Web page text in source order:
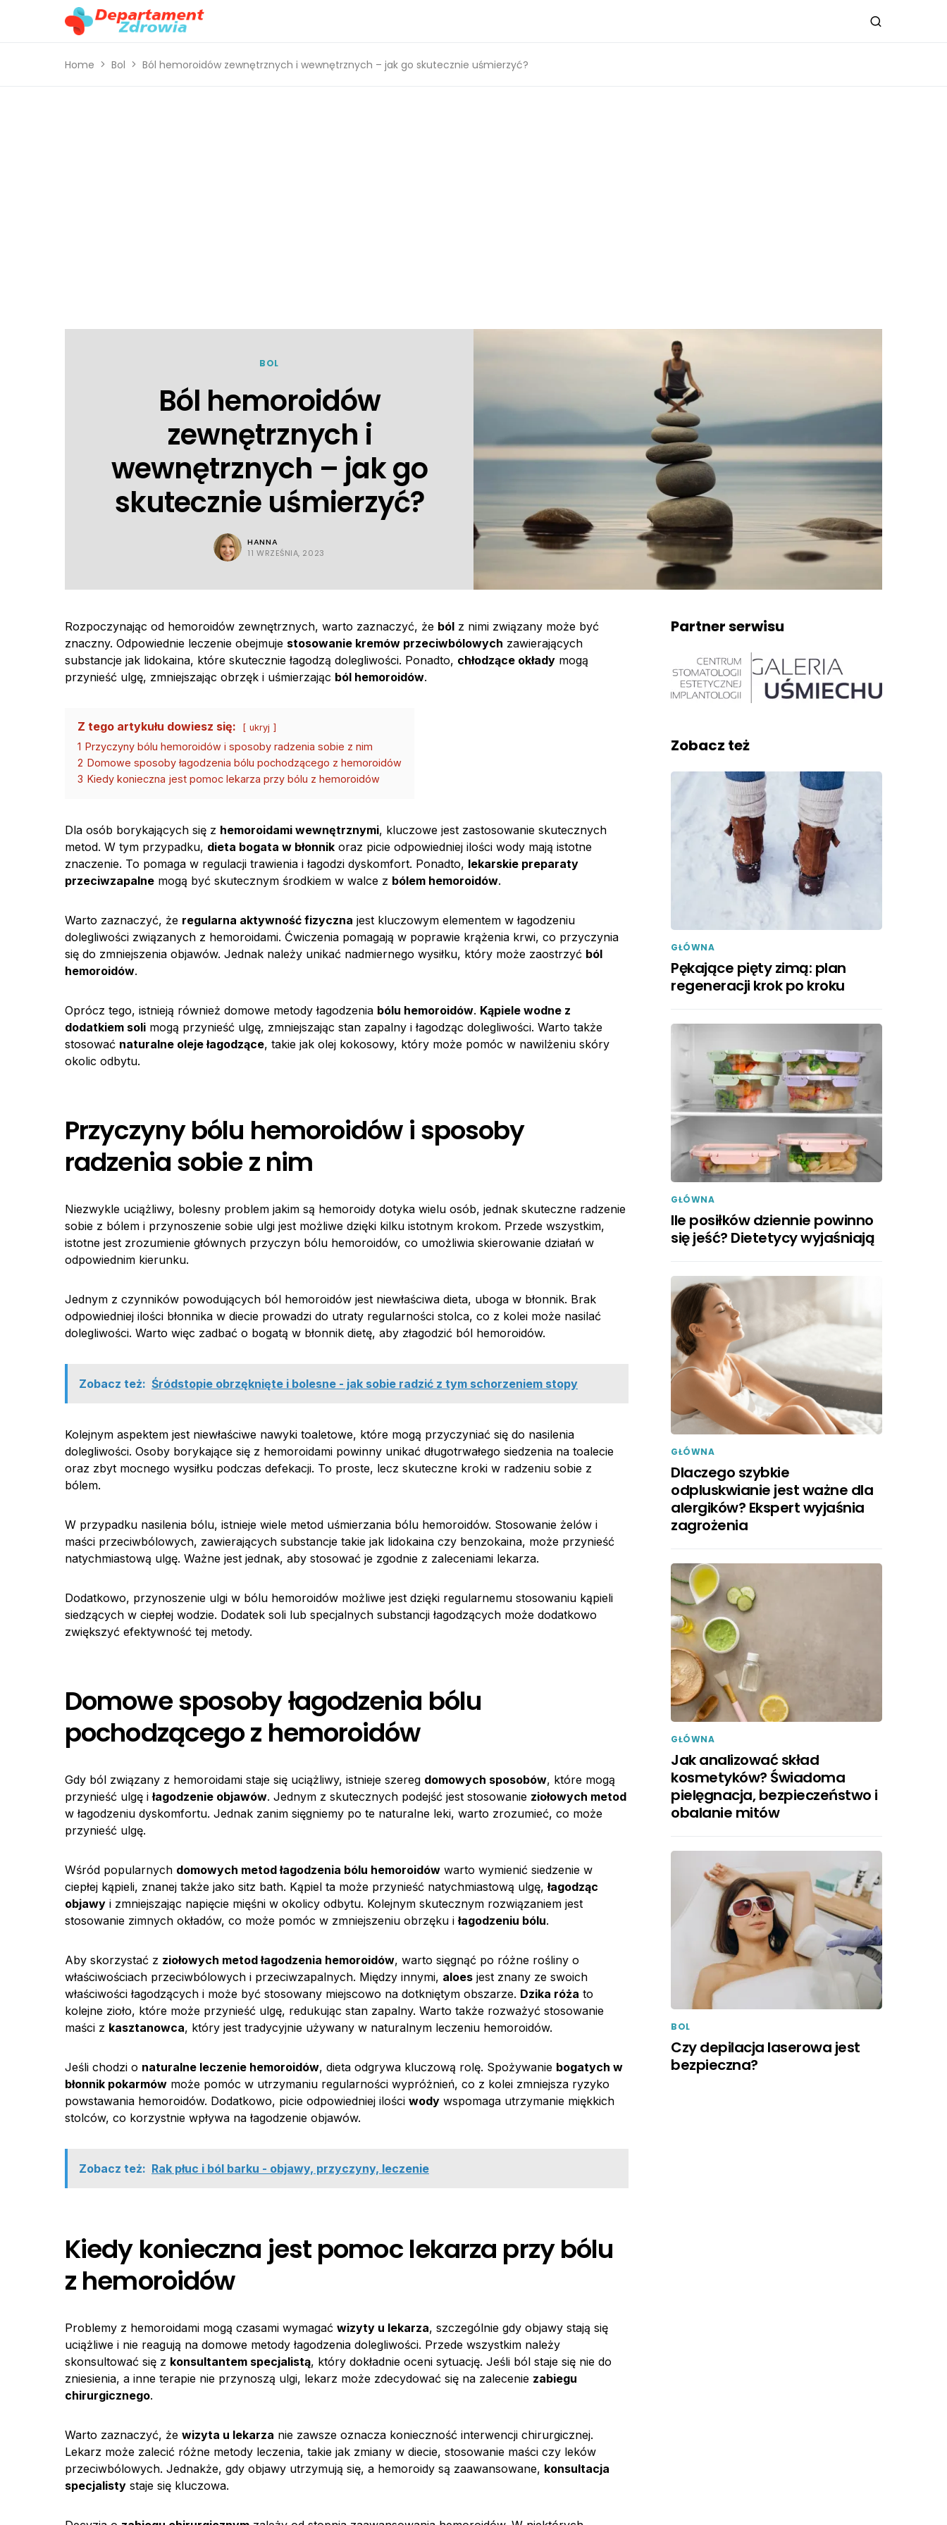
Home Bol Ból hemoroidów zewnętrznych i wewnętrznych – jak go skutecznie uśmierzyć?
BOL
Ból hemoroidów
zewnętrznych i
wewnętrznych – jak go
skutecznie uśmierzyć?
HANNA
11 WRZEŚNIA, 2023
Rozpoczynając od hemoroidów zewnętrznych, warto zaznaczyć, że ból z nimi związany może być
znaczny. Odpowiednie leczenie obejmuje stosowanie kremów przeciwbólowych zawierających
substancje jak lidokaina, które skutecznie łagodzą dolegliwości. Ponadto, chłodzące okłady mogą
przynieść ulgę, zmniejszając obrzęk i uśmierzając ból hemoroidów.
Z tego artykułu dowiesz się: ukryj
1 Przyczyny bólu hemoroidów i sposoby radzenia sobie z nim
2 Domowe sposoby łagodzenia bólu pochodzącego z hemoroidów
3 Kiedy konieczna jest pomoc lekarza przy bólu z hemoroidów
Dla osób borykających się z hemoroidami wewnętrznymi, kluczowe jest zastosowanie skutecznych
metod. W tym przypadku, dieta bogata w błonnik oraz picie odpowiedniej ilości wody mają istotne
znaczenie. To pomaga w regulacji trawienia i łagodzi dyskomfort. Ponadto, lekarskie preparaty
przeciwzapalne mogą być skutecznym środkiem w walce z bólem hemoroidów.
Warto zaznaczyć, że regularna aktywność fizyczna jest kluczowym elementem w łagodzeniu
dolegliwości związanych z hemoroidami. Ćwiczenia pomagają w poprawie krążenia krwi, co przyczynia
się do zmniejszenia objawów. Jednak należy unikać nadmiernego wysiłku, który może zaostrzyć ból
hemoroidów.
Oprócz tego, istnieją również domowe metody łagodzenia bólu hemoroidów. Kąpiele wodne z
dodatkiem soli mogą przynieść ulgę, zmniejszając stan zapalny i łagodząc dolegliwości. Warto także
stosować naturalne oleje łagodzące, takie jak olej kokosowy, który może pomóc w nawilżeniu skóry
okolic odbytu.
Przyczyny bólu hemoroidów i sposoby
radzenia sobie z nim
Niezwykle uciążliwy, bolesny problem jakim są hemoroidy dotyka wielu osób, jednak skuteczne radzenie
sobie z bólem i przynoszenie sobie ulgi jest możliwe dzięki kilku istotnym krokom. Przede wszystkim,
istotne jest zrozumienie głównych przyczyn bólu hemoroidów, co umożliwia skierowanie działań w
odpowiednim kierunku.
Jednym z czynników powodujących ból hemoroidów jest niewłaściwa dieta, uboga w błonnik. Brak
odpowiedniej ilości błonnika w diecie prowadzi do utraty regularności stolca, co z kolei może nasilać
dolegliwości. Warto więc zadbać o bogatą w błonnik dietę, aby złagodzić ból hemoroidów.
Zobacz też: Śródstopie obrzęknięte i bolesne - jak sobie radzić z tym schorzeniem stopy
Kolejnym aspektem jest niewłaściwe nawyki toaletowe, które mogą przyczyniać się do nasilenia
dolegliwości. Osoby borykające się z hemoroidami powinny unikać długotrwałego siedzenia na toalecie
oraz zbyt mocnego wysiłku podczas defekacji. To proste, lecz skuteczne kroki w radzeniu sobie z
bólem.
W przypadku nasilenia bólu, istnieje wiele metod uśmierzania bólu hemoroidów. Stosowanie żelów i
maści przeciwbólowych, zawierających substancje takie jak lidokaina czy benzokaina, może przynieść
natychmiastową ulgę. Ważne jest jednak, aby stosować je zgodnie z zaleceniami lekarza.
Dodatkowo, przynoszenie ulgi w bólu hemoroidów możliwe jest dzięki regularnemu stosowaniu kąpieli
siedzących w ciepłej wodzie. Dodatek soli lub specjalnych substancji łagodzących może dodatkowo
zwiększyć efektywność tej metody.
Domowe sposoby łagodzenia bólu
pochodzącego z hemoroidów
Gdy ból związany z hemoroidami staje się uciążliwy, istnieje szereg domowych sposobów, które mogą
przynieść ulgę iłagodzenie objawów. Jednym z skutecznych podejść jest stosowanie ziołowych metod
w łagodzeniu dyskomfortu. Jednak zanim sięgniemy po te naturalne leki, warto zrozumieć, co może
przynieść ulgę.
Wśród popularnych domowych metod łagodzenia bólu hemoroidów warto wymienić siedzenie w
ciepłej kąpieli, znanej także jako sitz bath. Kąpiel ta może przynieść natychmiastową ulgę,łagodząc
objawy i zmniejszając napięcie mięśni w okolicy odbytu. Kolejnym skutecznym rozwiązaniem jest
stosowanie zimnych okładów, co może pomóc w zmniejszeniu obrzęku iłagodzeniu bólu.
Aby skorzystać z ziołowych metod łagodzenia hemoroidów, warto sięgnąć po różne rośliny o
właściwościach przeciwbólowych i przeciwzapalnych. Między innymi, aloes jest znany ze swoich
właściwości łagodzących i może być stosowany miejscowo na dotkniętym obszarze. Dzika róża to
kolejne zioło, które może przynieść ulgę, redukując stan zapalny. Warto także rozważyć stosowanie
maści z kasztanowca, który jest tradycyjnie używany w naturalnym leczeniu hemoroidów.
Jeśli chodzi o naturalne leczenie hemoroidów, dieta odgrywa kluczową rolę. Spożywanie bogatych w
błonnik pokarmów może pomóc w utrzymaniu regularności wypróżnień, co z kolei zmniejsza ryzyko
powstawania hemoroidów. Dodatkowo, picie odpowiedniej ilości wody wspomaga utrzymanie miękkich
stolców, co korzystnie wpływa na łagodzenie objawów.
Zobacz też: Rak płuc i ból barku - objawy, przyczyny, leczenie
Kiedy konieczna jest pomoc lekarza przy bólu
z hemoroidów
Problemy z hemoroidami mogą czasami wymagać wizyty u lekarza, szczególnie gdy objawy stają się
uciążliwe i nie reagują na domowe metody łagodzenia dolegliwości. Przede wszystkim należy
skonsultować się z konsultantem specjalistą, który dokładnie oceni sytuację. Jeśli ból staje się nie do
zniesienia, a inne terapie nie przynoszą ulgi, lekarz może zdecydować się na zalecenie zabiegu
chirurgicznego.
Warto zaznaczyć, że wizyta u lekarza nie zawsze oznacza konieczność interwencji chirurgicznej.
Lekarz może zalecić różne metody leczenia, takie jak zmiany w diecie, stosowanie maści czy leków
przeciwbólowych. Jednakże, gdy objawy utrzymują się, a hemoroidy są zaawansowane, konsultacja
specjalisty staje się kluczowa.
Partner serwisu
Zobacz też
GŁÓWNA
Pękające pięty zimą: plan
regeneracji krok po kroku
GŁÓWNA
Ile posiłków dziennie powinno
się jeść? Dietetycy wyjaśniają
GŁÓWNA
Dlaczego szybkie
odpluskwianie jest ważne dla
alergików? Ekspert wyjaśnia
zagrożenia
GŁÓWNA
Jak analizować skład
kosmetyków? Świadoma
pielęgnacja, bezpieczeństwo i
obalanie mitów
BOL
Czy depilacja laserowa jest
bezpieczna?